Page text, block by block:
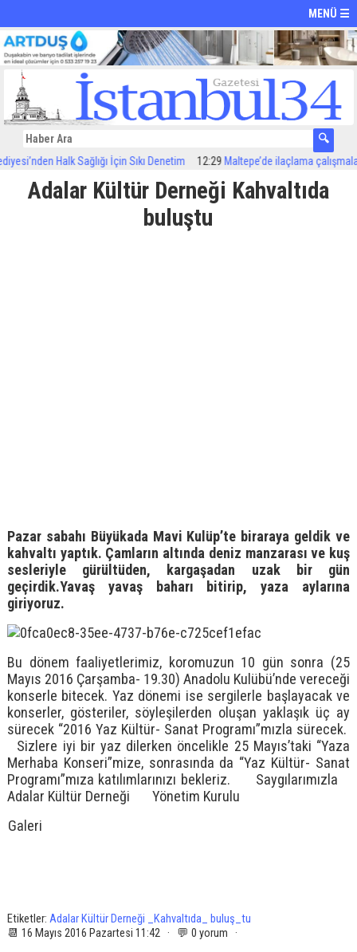
MENÜ ☰
Halk Sağlığı İçin Sıkı Denetim 12:29 Maltepe’de ilaçlama çalışmaları
Adalar Kültür Derneği Kahvaltıda
buluştu
Pazar sabahı Büyükada Mavi Kulüp’te biraraya geldik ve
kahvaltı yaptık. Çamların altında deniz manzarası ve kuş
sesleriyle gürültüden, kargaşadan uzak bir gün
geçirdik.Yavaş yavaş baharı bitirip, yaza aylarına
giriyoruz.
Bu dönem faaliyetlerimiz, koromuzun 10 gün sonra (25
Mayıs 2016 Çarşamba- 19.30) Anadolu Kulübü’nde vereceği
konserle bitecek. Yaz dönemi ise sergilerle başlayacak ve
konserler, gösteriler, söyleşilerden oluşan yaklaşık üç ay
sürecek “2016 Yaz Kültür- Sanat Programı”mızla sürecek.
Sizlere iyi bir yaz dilerken öncelikle 25 Mayıs’taki “Yaza
Merhaba Konseri”mize, sonrasında da “Yaz Kültür- Sanat
Programı”mıza katılımlarınızı bekleriz. Saygılarımızla
Adalar Kültür Derneği Yönetim Kurulu
Galeri
Etiketler: Adalar Kültür Derneği _Kahvaltıda_ buluş_tu
📆 16 Mayıs 2016 Pazartesi 11:42 · 💬 0 yorum ·